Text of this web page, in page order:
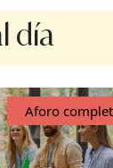
día
Aforo